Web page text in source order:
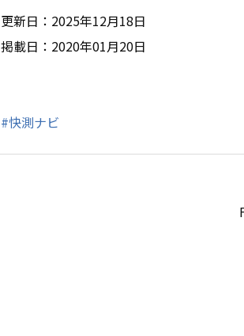
更新日：2025年12月18日
掲載日：2020年01月20日
#快測ナビ